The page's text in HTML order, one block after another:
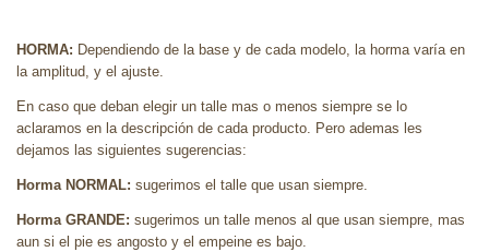
HORMA: Dependiendo de la base y de cada modelo, la horma varía en
la amplitud, y el ajuste.
En caso que deban elegir un talle mas o menos siempre se lo
aclaramos en la descripción de cada producto. Pero ademas les
dejamos las siguientes sugerencias:
Horma NORMAL: sugerimos el talle que usan siempre.
Horma GRANDE: sugerimos un talle menos al que usan siempre, mas
aun si el pie es angosto y el empeine es bajo.